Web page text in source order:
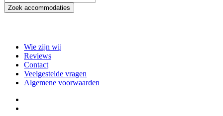
Zoek accommodaties
Wie zijn wij
Reviews
Contact
Veelgestelde vragen
Algemene voorwaarden